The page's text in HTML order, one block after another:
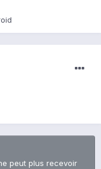
peut plus recevoir